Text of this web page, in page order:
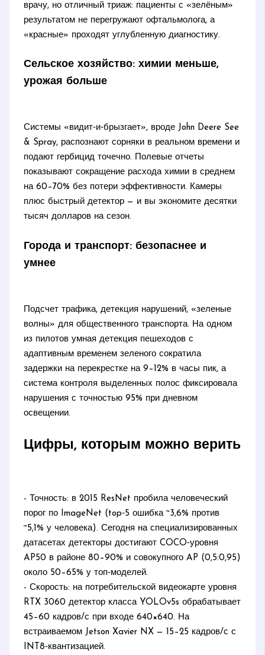
врачу, но отличный триаж: пациенты с «зелёным»
результатом не перегружают офтальмолога, а
«красные» проходят углубленную диагностику.
Сельское хозяйство: химии меньше,
урожая больше
Системы «видит‑и‑брызгает», вроде John Deere See
& Spray, распознают сорняки в реальном времени и
подают гербицид точечно. Полевые отчеты
показывают сокращение расхода химии в среднем
на 60–70% без потери эффективности. Камеры
плюс быстрый детектор — и вы экономите десятки
тысяч долларов на сезон.
Города и транспорт: безопаснее и
умнее
Подсчет трафика, детекция нарушений, «зеленые
волны» для общественного транспорта. На одном
из пилотов умная детекция пешеходов с
адаптивным временем зеленого сократила
задержки на перекрестке на 9–12% в часы пик, а
система контроля выделенных полос фиксировала
нарушения с точностью 95% при дневном
освещении.
Цифры, которым можно верить
- Точность: в 2015 ResNet пробила человеческий
порог по ImageNet (top‑5 ошибка ~3,6% против
~5,1% у человека). Сегодня на специализированных
датасетах детекторы достигают COCO‑уровня
AP50 в районе 80–90% и совокупного AP (0,5:0,95)
около 50–65% у топ‑моделей.
- Скорость: на потребительской видеокарте уровня
RTX 3060 детектор класса YOLOv5s обрабатывает
45–60 кадров/с при входе 640×640. На
встраиваемом Jetson Xavier NX — 15–25 кадров/с с
INT8‑квантизацией.